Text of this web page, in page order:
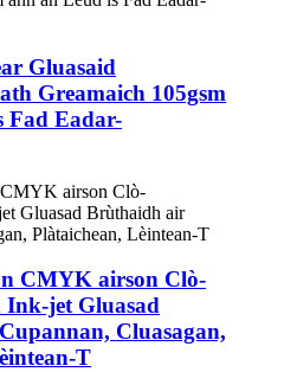
Gluasaid
Greamaich 105gsm
Fad Eadar-
CMYK airson Clò-
Ink-jet Gluasad
Cluasagan,
T